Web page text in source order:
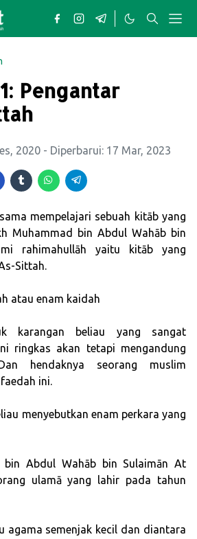
Pengantar
2020 - Diperbarui: 17 Mar, 2023
mempelajari sebuah kitāb yang
Muhammad bin Abdul Wahāb bin
rahimahullāh yaitu kitāb yang
Sittah.
atau enam kaidah
karangan beliau yang sangat
ringkas akan tetapi mengandung
hendaknya seorang muslim
ini.
menyebutkan enam perkara yang
bin Abdul Wahāb bin Sulaimān At
ulamā yang lahir pada tahun
agama semenjak kecil dan diantara